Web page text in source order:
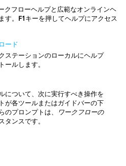
クフローヘルプと広範なオンラインヘ
。 F1キーを押してヘルプにアクセス
ード
ステーションのローカルにヘルプ
ルします。
について、次に実行すべき操作を
が各ツールまたはガイドバーの下
プロンプトは、
ワークフローの
ンスです。